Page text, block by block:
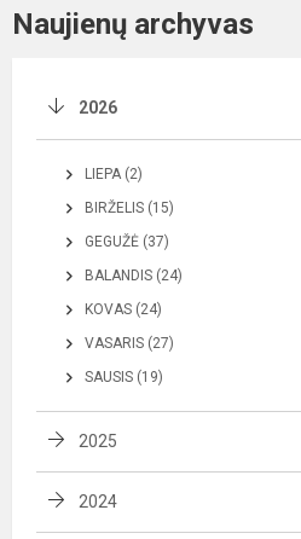
Naujienų archyvas
2026
LIEPA (2)
BIRŽELIS (15)
GEGUŽĖ (37)
BALANDIS (24)
KOVAS (24)
VASARIS (27)
SAUSIS (19)
2025
2024